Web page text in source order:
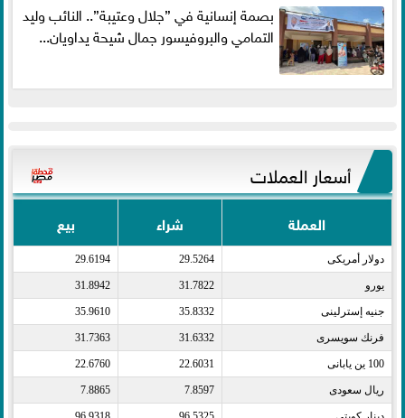
بصمة إنسانية في ”جلال وعتيبة”.. النائب وليد
التمامي والبروفيسور جمال شيحة يداويان...
أسعار العملات
العملة شراء بيع
دولار أمريكى​ 29.5264
29.6194
يورو​ 31.7822
31.8942
جنيه إسترلينى​ 35.8332
35.9610
فرنك سويسرى​ 31.6332
31.7363
100 ين يابانى​ 22.6031
22.6760
ريال سعودى​ 7.8597
7.8865